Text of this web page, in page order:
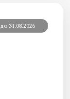
до 31.08.2026